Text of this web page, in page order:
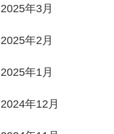
2025年3月
2025年2月
2025年1月
2024年12月